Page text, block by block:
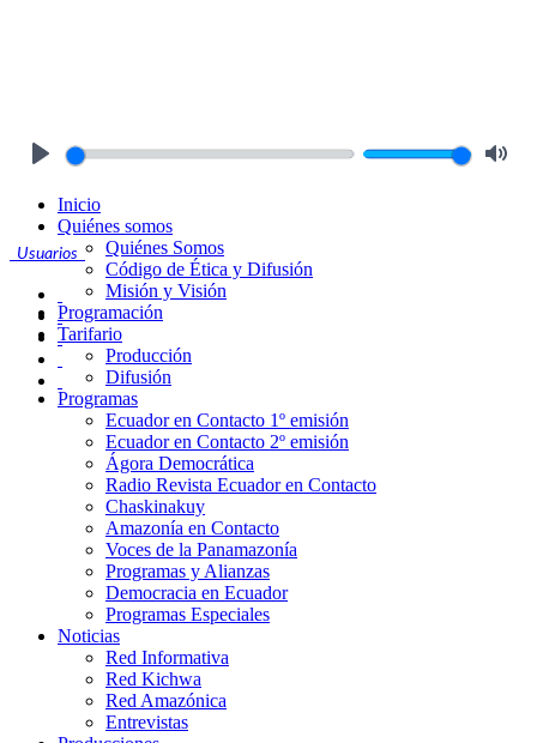
Usuarios
Inicio
Quiénes somos
Quiénes Somos
Código de Ética y Difusión
Misión y Visión
Programación
Tarifario
Producción
Difusión
Programas
Ecuador en Contacto 1º emisión
Ecuador en Contacto 2º emisión
Ágora Democrática
Radio Revista Ecuador en Contacto
Chaskinakuy
Amazonía en Contacto
Voces de la Panamazonía
Programas y Alianzas
Democracia en Ecuador
Programas Especiales
Noticias
Red Informativa
Red Kichwa
Red Amazónica
Entrevistas